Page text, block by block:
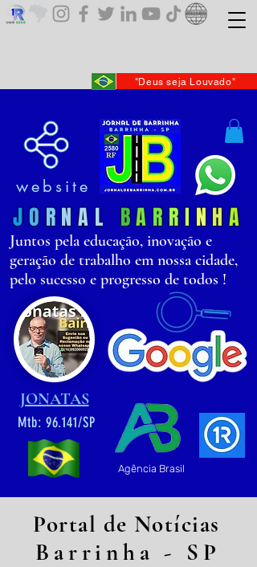
"Deus seja Louvado"
website
JO RNAL BARRI NHA
Juntos pela educação, inovação e
geração de trabalho em nossa cidade,
pelo sucesso e progresso de todos !
JONATAS
Mtb: 96.141/SP
Agência Brasil
Barrinha - SP
Portal de Notícias